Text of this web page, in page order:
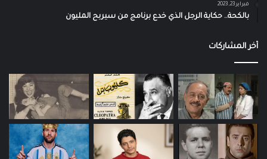
فبراير 23, 2023
بالكحة.. حكاية الرجل الذي خدع برنامج من سيربح المليون
آخر المشاركات